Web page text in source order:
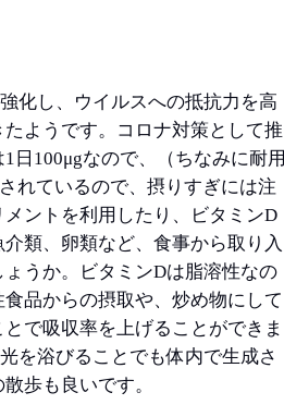
化し、ウイルスへの抵抗力を高
ようです。コロナ対策として推
日100μgなので、（ちなみに耐
れているので、摂りすぎには注
ントを利用したり、ビタミンD
類、卵類など、食事から取り入
うか。ビタミンDは脂溶性なの
品からの摂取や、炒め物にして
で吸収率を上げることができま
を浴びることでも体内で生成さ
歩も良いです。